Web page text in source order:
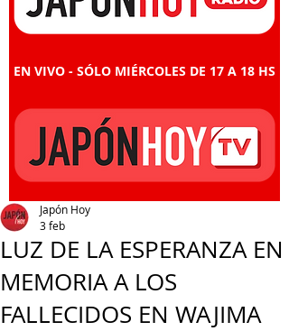
EN VIVO - SÓLO MIÉRCOLES DE 17 A 18 HS
LUZ DE LA ESPERANZA EN
MEMORIA A LOS
FALLECIDOS EN WAJIMA
Japón Hoy
3 feb